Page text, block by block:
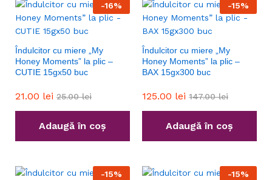
-16%
Îndulcitor cu miere „My
Honey Moments” la plic –
CUTIE 15gx50 buc
21.00 lei 25.00lei
Adaugă în coș
-15%
Îndulcitor cu miere „My
Honey Moments” la plic –
BAX 15gx300 buc
125.00 lei 147.00lei
Adaugă în coș
-15% -15%